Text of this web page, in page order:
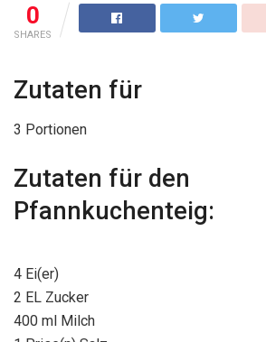
0
SHARES
Zutaten für
3 Portionen
Zutaten für den
Pfannkuchenteig:
4 Ei(er)
2 EL Zucker
400 ml Milch